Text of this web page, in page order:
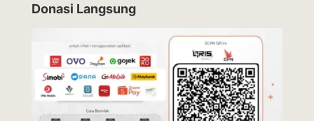
Donasi Langsung